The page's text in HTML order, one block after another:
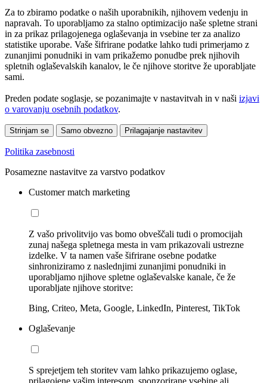
Za to zbiramo podatke o naših uporabnikih, njihovem vedenju in
napravah. To uporabljamo za stalno optimizacijo naše spletne strani
in za prikaz prilagojenega oglaševanja in vsebine ter za analizo
statistike uporabe. Vaše šifrirane podatke lahko tudi primerjamo z
zunanjimi ponudniki in vam prikažemo ponudbe prek njihovih
spletnih oglaševalskih kanalov, le če njihove storitve že uporabljate
sami.
Preden podate soglasje, se pozanimajte v nastavitvah in v naši izjavi
o varovanju osebnih podatkov.
Strinjam se Samo obvezno Prilagajanje nastavitev
Politika zasebnosti
Posamezne nastavitve za varstvo podatkov
Customer match marketing
Z vašo privolitvijo vas bomo obveščali tudi o promocijah
zunaj našega spletnega mesta in vam prikazovali ustrezne
izdelke. V ta namen vaše šifrirane osebne podatke
sinhroniziramo z naslednjimi zunanjimi ponudniki in
uporabljamo njihove spletne oglaševalske kanale, če že
uporabljate njihove storitve:
Bing, Criteo, Meta, Google, LinkedIn, Pinterest, TikTok
Oglaševanje
S sprejetjem teh storitev vam lahko prikazujemo oglase,